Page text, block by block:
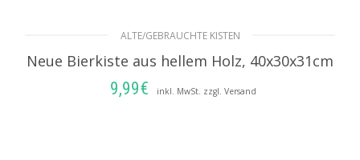
ALTE/GEBRAUCHTE KISTEN
Neue Bierkiste aus hellem Holz, 40x30x31cm
9,99€ inkl. MwSt. zzgl. Versand